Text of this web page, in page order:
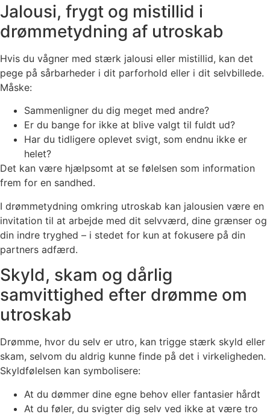
Jalousi, frygt og mistillid i
drømmetydning af utroskab
Hvis du vågner med stærk jalousi eller mistillid, kan det
pege på sårbarheder i dit parforhold eller i dit selvbillede.
Måske:
Sammenligner du dig meget med andre?
Er du bange for ikke at blive valgt til fuldt ud?
Har du tidligere oplevet svigt, som endnu ikke er
helet?
Det kan være hjælpsomt at se følelsen som information
frem for en sandhed.
I drømmetydning omkring utroskab kan jalousien være en
invitation til at arbejde med dit selvværd, dine grænser og
din indre tryghed – i stedet for kun at fokusere på din
partners adfærd.
Skyld, skam og dårlig
samvittighed efter drømme om
utroskab
Drømme, hvor du selv er utro, kan trigge stærk skyld eller
skam, selvom du aldrig kunne finde på det i virkeligheden.
Skyldfølelsen kan symbolisere:
At du dømmer dine egne behov eller fantasier hårdt
At du føler, du svigter dig selv ved ikke at være tro